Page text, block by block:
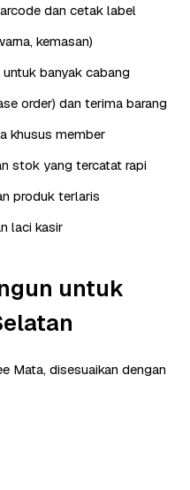
dan cetak label
kemasan)
banyak cabang
order) dan terima barang
khusus member
stok yang tercatat rapi
produk terlaris
laci kasir
untuk
Mata, disesuaikan dengan